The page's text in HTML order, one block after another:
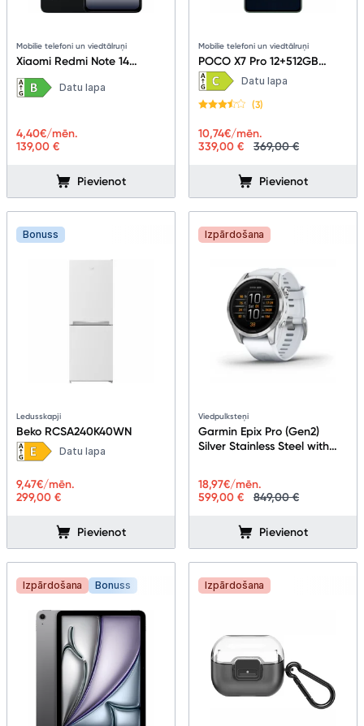
Mobilie telefoni un viedtālruņi
Xiaomi Redmi Note 14
6+128GB Midnight Black
Datu lapa
139,00 €
4,40€/mēn.
Pievienot
Mobilie telefoni un viedtālruņi
POCO X7 Pro 12+512GB
Green
Datu lapa
(3)
339,00 € 369,00 €
10,74€/mēn.
Pievienot
Bonuss
Ledusskapji
Beko RCSA240K40WN
Datu lapa
299,00 €
9,47€/mēn.
Pievienot
Izpārdošana
Viedpulksteņi
Garmin Epix Pro (Gen2)
Silver Stainless Steel with
599,00 € 849,00 €
18,97€/mēn.
Pievienot
Izpārdošana Bonuss Izpārdošana